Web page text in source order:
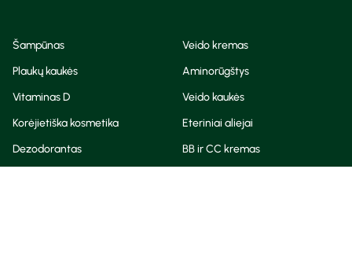
Šampūnas
Veido kremas
Plaukų kaukės
Aminorūgštys
Vitaminas D
Veido kaukės
Korėjietiška kosmetika
Eteriniai aliejai
Dezodorantas
BB ir CC kremas